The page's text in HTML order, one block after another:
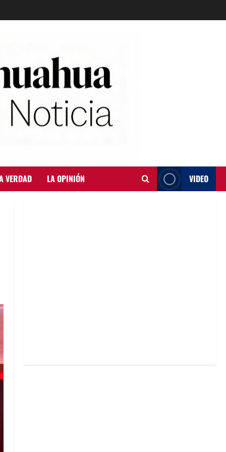
VERDAD LA OPINIÓN VIDEO